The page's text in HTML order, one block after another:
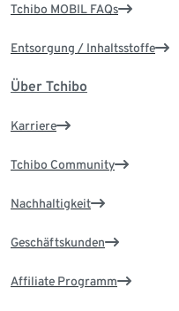
Tchibo MOBIL FAQs
Entsorgung / Inhaltsstoffe
Über Tchibo
Karriere
Tchibo Community
Nachhaltigkeit
Geschäftskunden
Affiliate Programm